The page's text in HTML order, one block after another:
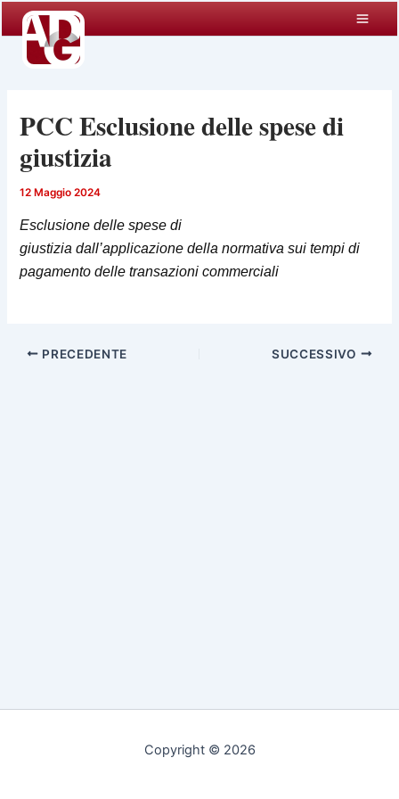
contenuto
PCC Esclusione delle spese di
giustizia
12 Maggio 2024
Esclusione delle spese di
giustiziadall’applicazionedella normativa sui tempi di
pagamento delle transazioni commerciali
PRECEDENTE SUCCESSIVO
Copyright © 2026